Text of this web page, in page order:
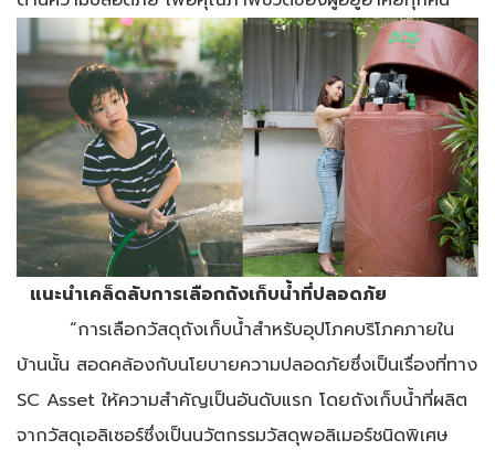
แนะนำเคล็ดลับการเลือกถังเก็บน้ำที่ปลอดภัย
“การเลือกวัสดุถังเก็บน้ำสำหรับอุปโภคบริโภคภายใน
บ้านนั้น สอดคล้องกับนโยบายความปลอดภัยซึ่งเป็นเรื่องที่ทาง
SC Asset ให้ความสำคัญเป็นอันดับแรก โดยถังเก็บน้ำที่ผลิต
จากวัสดุเอลิเซอร์ซึ่งเป็นนวัตกรรมวัสดุพอลิเมอร์ชนิดพิเศษ